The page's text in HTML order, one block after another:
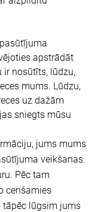
apstrādāt
nosūtīts, lūdzu,
mums. Lūdzu,
uz dažām
sniegts mūsu
jums mums
veikšanas.
Pēc tam
cenšamies
tāpēc lūgsim jums